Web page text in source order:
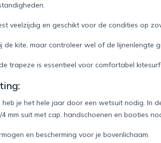
veelzijdig en geschikt voor de condities op
de kite, maar controleer wel of de lijnenlengte
trapeze is essentieel voor comfortabel
je het hele jaar door een wetsuit nodig. In
mm suit met cap, handschoenen en booties
en bescherming voor je bovenlichaam.